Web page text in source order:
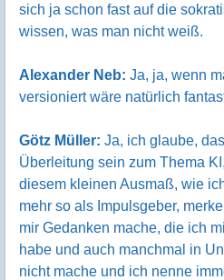
sich ja schon fast auf die
wissen, was man nicht weiß.
Alexander Neb: Ja, ja, wenn
versioniert wäre natürlich
Götz Müller: Ja, ich glaube,
Überleitung sein zum Thema
diesem kleinen Ausmaß, wie
mehr so als Impulsgeber,
mir Gedanken mache, die ich
habe und auch manchmal in
nicht mache und ich nenne